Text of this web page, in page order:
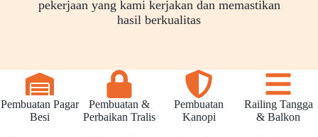
pekerjaan yang kami kerjakan dan memastikan
hasil berkualitas
Pembuatan Pagar
Besi
Pembuatan &
Perbaikan Tralis
Pembuatan
Kanopi
Railing Tangga
& Balkon